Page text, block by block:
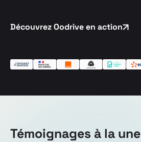
Découvrez Oodrive en action
Témoignages à la une